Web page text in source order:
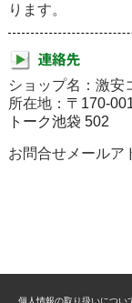
ります。
ショップ名：激安
所在地： 〒170-
トーク池袋 502
お問合せメールア
個人情報の取り扱いについ